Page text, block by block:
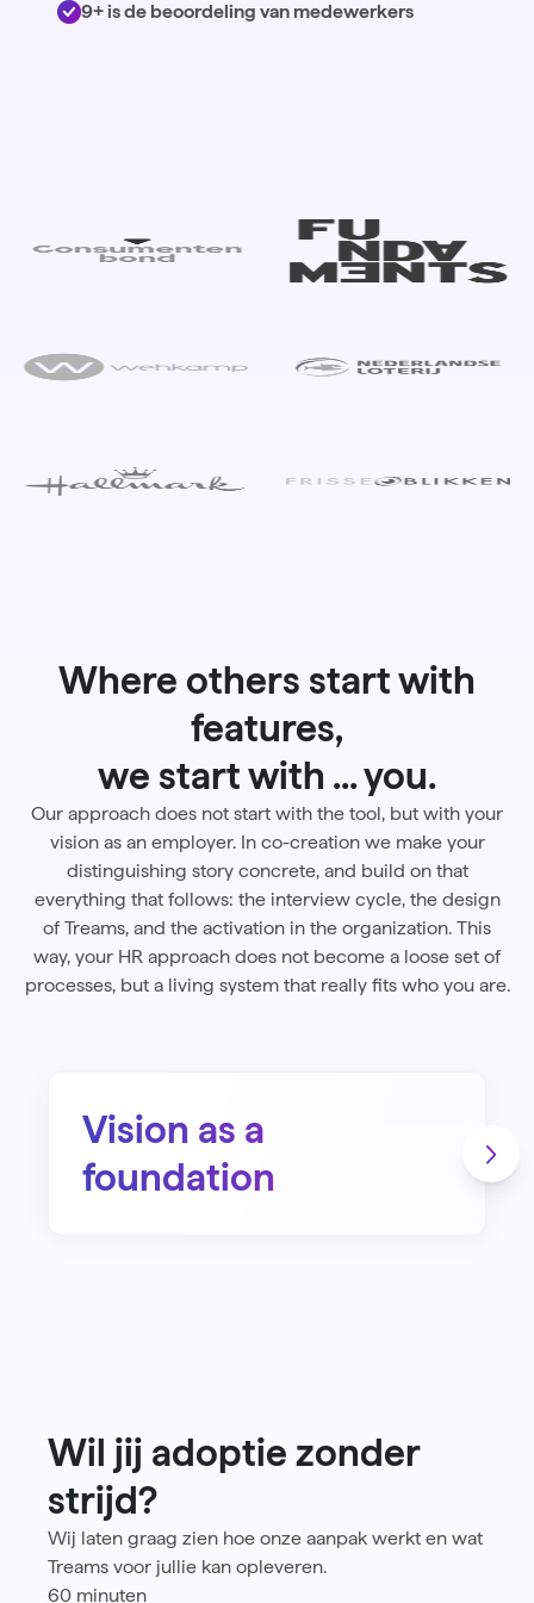
9+ is de beoordeling van medewerkers
Where others start with
features,
we start with ... you.
Our approach does not start with the tool, but with your
vision as an employer. In co-creation we make your
distinguishing story concrete, and build on that
everything that follows: the interview cycle, the design
of Treams, and the activation in the organization. This
way, your HR approach does not become a loose set of
processes, but a living system that really fits who you are.
Vision as a
foundation
Wil jij adoptie zonder
strijd?
Wij laten graag zien hoe onze aanpak werkt en wat
Treams voor jullie kan opleveren.
60 minuten